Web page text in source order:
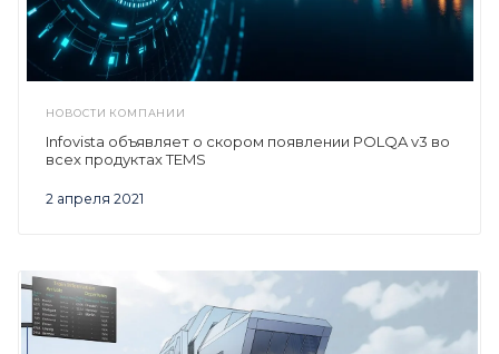
НОВОСТИ КОМПАНИИ
2 апреля 2021
Infovista объявляет о скором появлении POLQA v3 во
всех продуктах TEMS